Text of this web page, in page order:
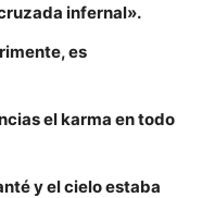
infernal».
es
el karma en todo
y el cielo estaba